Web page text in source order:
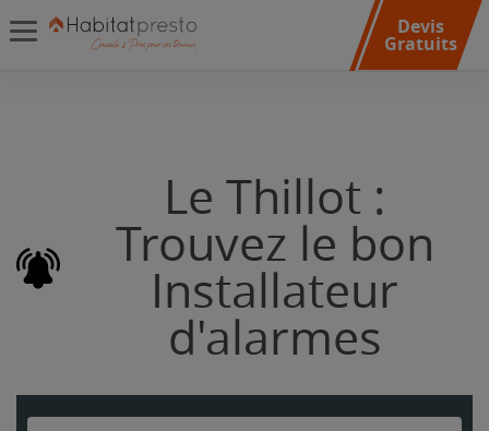
Devis
Gratuits
Le Thillot :
Trouvez le bon
Installateur
d'alarmes